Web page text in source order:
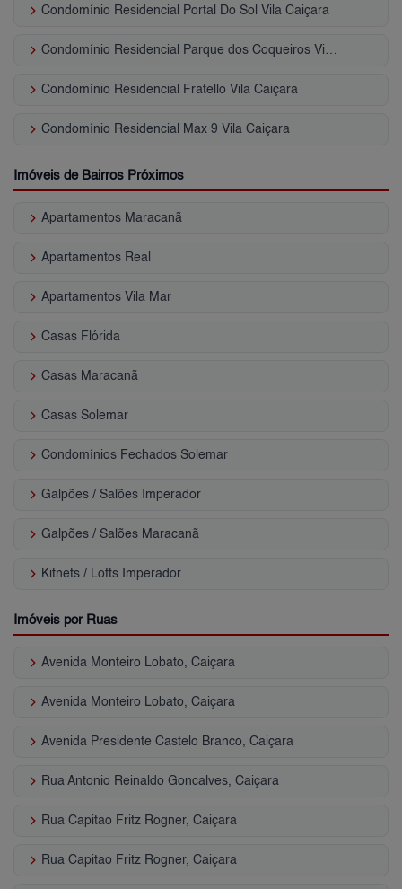
keyboard_arrow_right Condomínio Residencial Portal Do Sol Vila Caiçara
keyboard_arrow_right Condomínio Residencial Parque dos Coqueiros Vila Caiçara
keyboard_arrow_right Condomínio Residencial Fratello Vila Caiçara
keyboard_arrow_right Condomínio Residencial Max 9 Vila Caiçara
Imóveis de Bairros Próximos
keyboard_arrow_right Apartamentos Maracanã
keyboard_arrow_right Apartamentos Real
keyboard_arrow_right Apartamentos Vila Mar
keyboard_arrow_right Casas Flórida
keyboard_arrow_right Casas Maracanã
keyboard_arrow_right Casas Solemar
keyboard_arrow_right Condomínios Fechados Solemar
keyboard_arrow_right Galpões / Salões Imperador
keyboard_arrow_right Galpões / Salões Maracanã
keyboard_arrow_right Kitnets / Lofts Imperador
Imóveis por Ruas
keyboard_arrow_right Avenida Monteiro Lobato, Caiçara
keyboard_arrow_right Avenida Monteiro Lobato, Caiçara
keyboard_arrow_right Avenida Presidente Castelo Branco, Caiçara
keyboard_arrow_right Rua Antonio Reinaldo Goncalves, Caiçara
keyboard_arrow_right Rua Capitao Fritz Rogner, Caiçara
keyboard_arrow_right Rua Capitao Fritz Rogner, Caiçara